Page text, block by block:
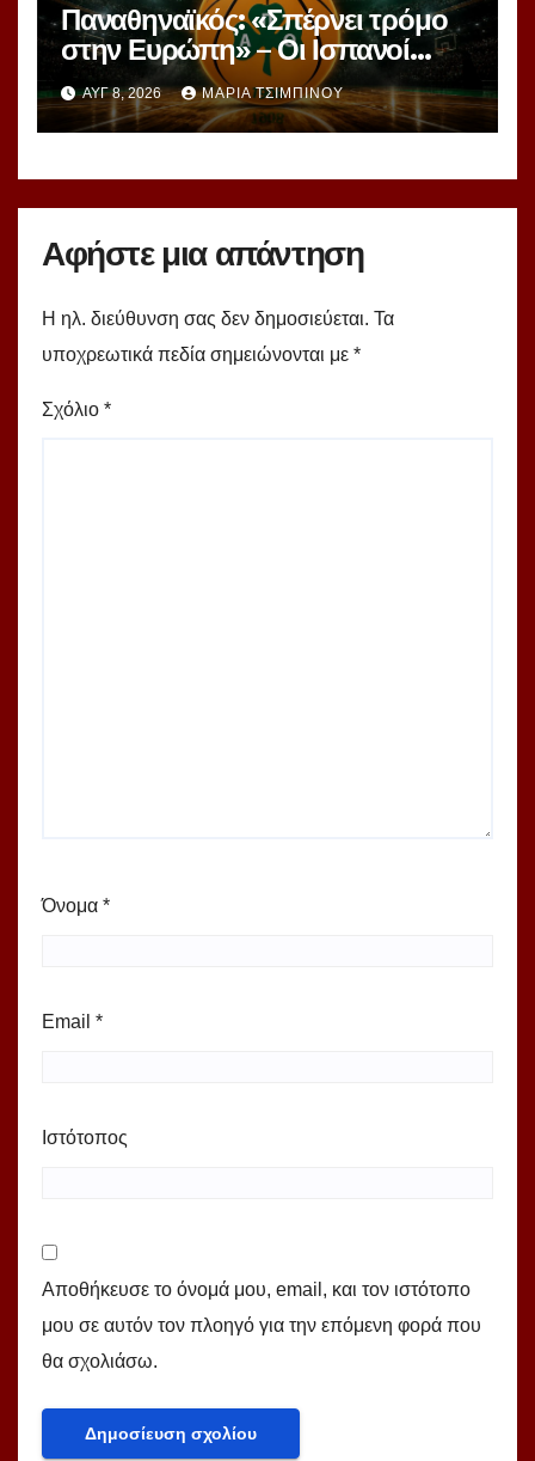
Παναθηναϊκός: «Σπέρνει τρόμο
στην Ευρώπη» – Οι Ισπανοί
βλέπουν μια πράσινη
υπερομάδα!
ΑΥΓ 8, 2026 ΜΑΡΊΑ ΤΣΙΜΠΙΝΟΎ
Αφήστε μια απάντηση
Η ηλ. διεύθυνση σας δεν δημοσιεύεται. Τα
υποχρεωτικά πεδία σημειώνονται με *
Σχόλιο *
Όνομα *
Email *
Ιστότοπος
Αποθήκευσε το όνομά μου, email, και τον ιστότοπο
μου σε αυτόν τον πλοηγό για την επόμενη φορά που
θα σχολιάσω.